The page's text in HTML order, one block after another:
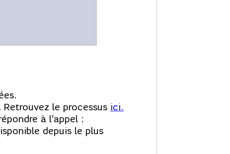
le processus ici.
à l’appel :
depuis le plus